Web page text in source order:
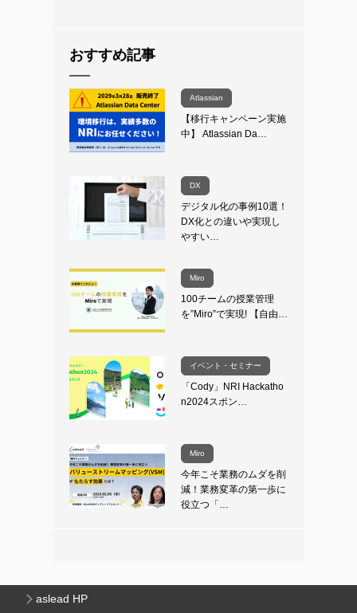
おすすめ記事
Atlassian
【移行キャンペーン実施
中】 Atlassian Da…
DX
デジタル化の事例10選！
DX化との違いや実現し
やすい…
Miro
100チームの授業管理
を”Miro”で実現! 【自由…
イベント・セミナー
「Cody」NRI Hackatho
n2024スポン…
Miro
今年こそ業務のムダを削
減！業務変革の第一歩に
役立つ「…
aslead HP